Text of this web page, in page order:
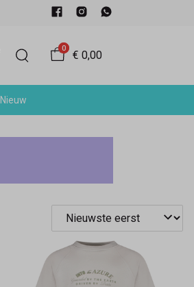
0
€ 0,00
Nieuw